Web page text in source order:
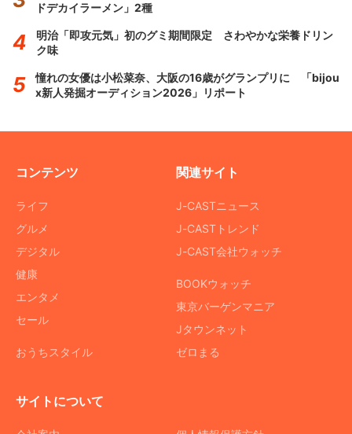
ドデカイラーメン」2種
明治「即攻元気」初のグミ期間限定 さわやかな栄養ドリン
ク味
憧れの女優は小松菜奈、大阪の16歳がグランプリに 「bijou
x新人発掘オーディション2026」リポート
コンテンツ
ライフ
グルメ
デジタル
健康
エンタメ
セール
おうちスタイル
関連サイト
J-CASTニュース
J-CASTトレンド
J-CAST会社ウォッチ
BOOKウォッチ
東京バーゲンマニア
Jタウンネット
ゼロまる
サイトについて